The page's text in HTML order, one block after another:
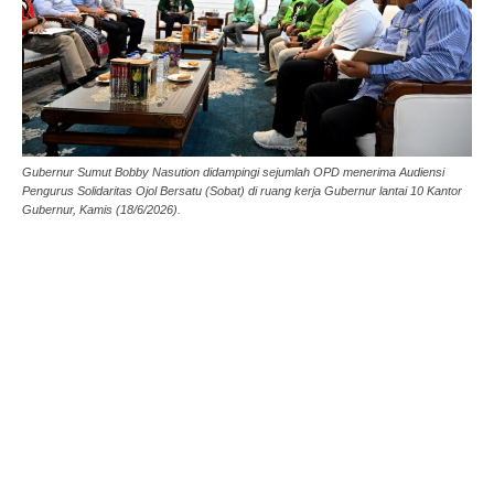
Gubernur Sumut Bobby Nasution didampingi sejumlah OPD menerima Audiensi
Pengurus Solidaritas Ojol Bersatu (Sobat) di ruang kerja Gubernur lantai 10 Kantor
Gubernur, Kamis (18/6/2026).